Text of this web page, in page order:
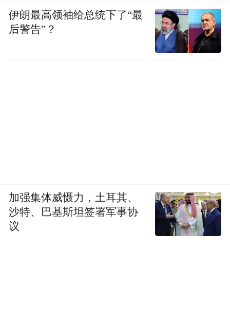
伊朗最高领袖给总统下了“最
后警告”？
加强集体威慑力，土耳其、
沙特、巴基斯坦签署军事协
议